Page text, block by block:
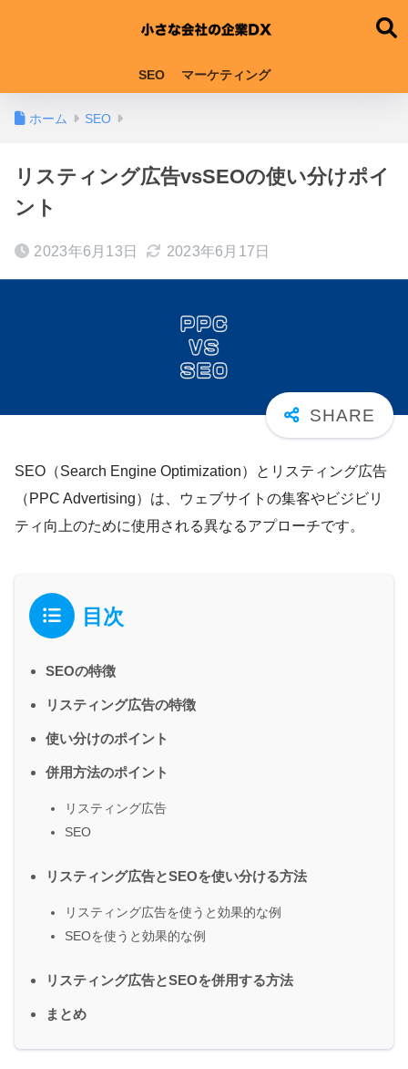
SEO マーケティング
ホーム SEO
リスティング広告vsSEOの使い分けポイ
ント
2023年6月13日 2023年6月17日
SEO（Search Engine Optimization）とリスティング広告
（PPC Advertising）は、ウェブサイトの集客やビジビリ
ティ向上のために使用される異なるアプローチです。
目次
SEOの特徴
リスティング広告の特徴
使い分けのポイント
併用方法のポイント
リスティング広告
SEO
リスティング広告とSEOを使い分ける方法
リスティング広告を使うと効果的な例
SEOを使うと効果的な例
リスティング広告とSEOを併用する方法
まとめ